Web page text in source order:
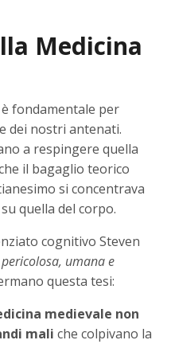
Medicina
fondamentale per
dei nostri antenati.
a respingere quella
il bagaglio teorico
si concentrava
quella del corpo.
cognitivo Steven
umana e
questa tesi:
medievale non
mali che colpivano la